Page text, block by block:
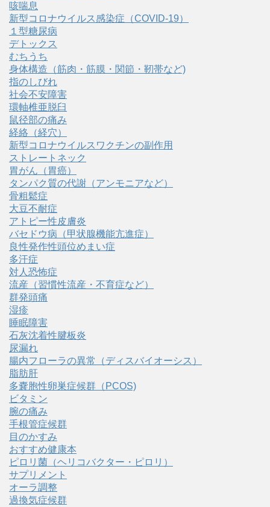
咳喘息
新型コロナウイルス感染症（COVID‑19）
１型糖尿病
デトックス
むちうち
身体構造（筋肉・筋膜・関節・靭帯など)
指のしびれ
社会不安障害
環軸椎亜脱臼
鼠径部の痛み
経絡（経穴）
新型コロナウイルスワクチンの副作用
ストレートネック
胃がん（胃癌）
タンパク質の代謝（アンモニアなど）
骨粗鬆症
大豆不耐症
アトピー性皮膚炎
バセドウ病（甲状腺機能亢進症）
良性発作性頭位めまい症
多汗症
対人恐怖症
流産（習慣性流産・不育症など）
群発頭痛
湿疹
睡眠障害
石灰沈着性腱板炎
尿漏れ
腸内フローラの異常（ディスバイオーシス）
脂肪肝
多嚢胞性卵巣症候群（PCOS)
ビタミン
腕の痛み
手根管症候群
目のかすみ
おすすめ健康本
ピロリ菌（ヘリコバクター・ピロリ）
サプリメント
オーラ調整
過換気症候群